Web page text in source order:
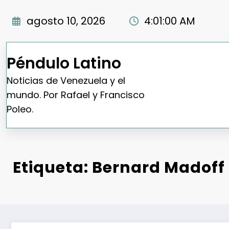
agosto 10, 2026 4:01:01 AM
Péndulo Latino
Noticias de Venezuela y el
mundo. Por Rafael y Francisco
Poleo.
Etiqueta: Bernard Madoff